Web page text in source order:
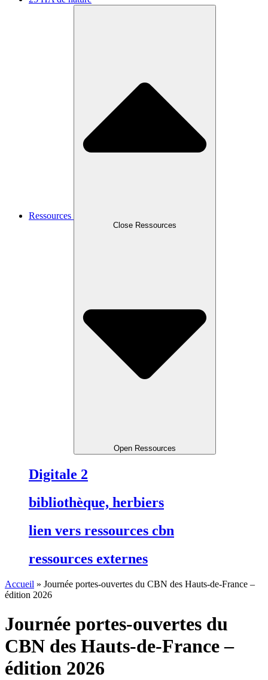
Ressources
Close Ressources
Open Ressources
Digitale 2
bibliothèque, herbiers
lien vers ressources cbn
ressources externes
Accueil » Journée portes-ouvertes du CBN des Hauts-de-France –
édition 2026
Journée portes-ouvertes du
CBN des Hauts-de-France –
édition 2026